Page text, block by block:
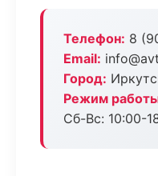
Телефон: 8
Email:
Город:
Режим
Сб-Вс: 10:00-